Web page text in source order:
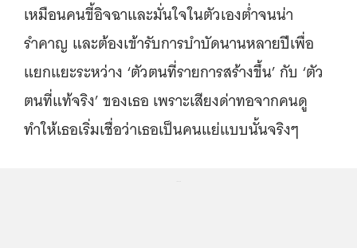
เหมือนคนขี้อิจฉาและมั่นใจในตัวเองต่ำจนน่า
รำคาญ และต้องเข้ารับการบำบัดนานหลายปีเพื่อ
แยกแยะระหว่าง ‘ตัวตนที่รายการสร้างขึ้น’ กับ ‘ตัว
ตนที่แท้จริง’ ของเธอ เพราะเสียงด่าทอจากคนดู
ทำให้เธอเริ่มเชื่อว่าเธอเป็นคนแย่แบบนั้นจริงๆ